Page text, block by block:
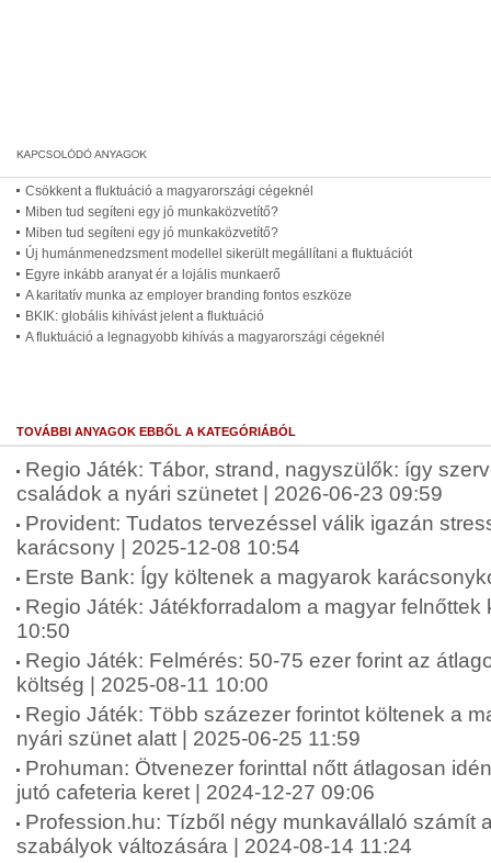
Csökkent a fluktuáció a magyarországi cégeknél
Miben tud segíteni egy jó munkaközvetítő?
Miben tud segíteni egy jó munkaközvetítő?
Új humánmenedzsment modellel sikerült megállítani a fluktuációt
Egyre inkább aranyat ér a lojális munkaerő
A karitatív munka az employer branding fontos eszköze
BKIK: globális kihívást jelent a fluktuáció
A fluktuáció a legnagyobb kihívás a magyarországi cégeknél
TOVÁBBI ANYAGOK EBBŐL A KATEGÓRIÁBÓL
Regio Játék: Tábor, strand, nagyszülők: így
családok a nyári szünetet | 2026-06-23 09:59
Provident: Tudatos tervezéssel válik igazán
karácsony | 2025-12-08 10:54
Erste Bank: Így költenek a magyarok
Regio Játék: Játékforradalom a magyar felnőttek
10:50
Regio Játék: Felmérés: 50-75 ezer forint az
költség | 2025-08-11 10:00
Regio Játék: Több százezer forintot költenek a
nyári szünet alatt | 2025-06-25 11:59
Prohuman: Ötvenezer forinttal nőtt átlagosan
jutó cafeteria keret | 2024-12-27 09:06
Profession.hu: Tízből négy munkavállaló számít
szabályok változására | 2024-08-14 11:24